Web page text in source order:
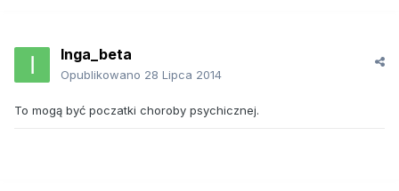
Inga_beta
Opublikowano 28 Lipca 2014
To mogą być poczatki choroby psychicznej.